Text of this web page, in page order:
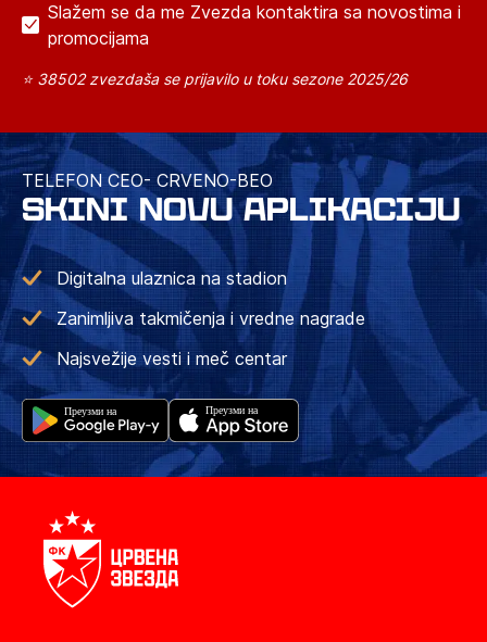
Slažem se da me Zvezda kontaktira sa novostima i
promocijama
⭐ 38502 zvezdaša se prijavilo u toku sezone 2025/26
TELEFON CEO- CRVENO-BEO
SKINI NOVU APLIKACIJU
Digitalna ulaznica na stadion
Zanimljiva takmičenja i vredne nagrade
Najsvežije vesti i meč centar